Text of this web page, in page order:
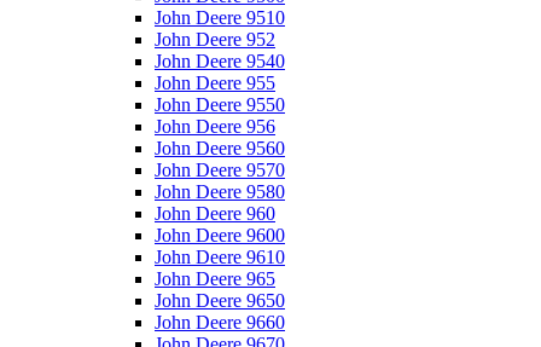
John Deere 9510
John Deere 952
John Deere 9540
John Deere 955
John Deere 9550
John Deere 956
John Deere 9560
John Deere 9570
John Deere 9580
John Deere 960
John Deere 9600
John Deere 9610
John Deere 965
John Deere 9650
John Deere 9660